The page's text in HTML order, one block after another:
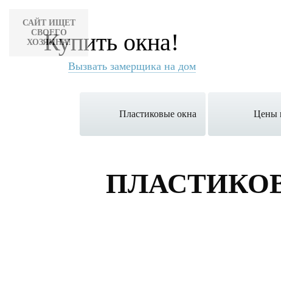
Купить окна!
Вызвать замерщика на дом
Пластиковые окна Цены
САЙТ ИЩЕТ
СВОЕГО
ХОЗЯИНА!